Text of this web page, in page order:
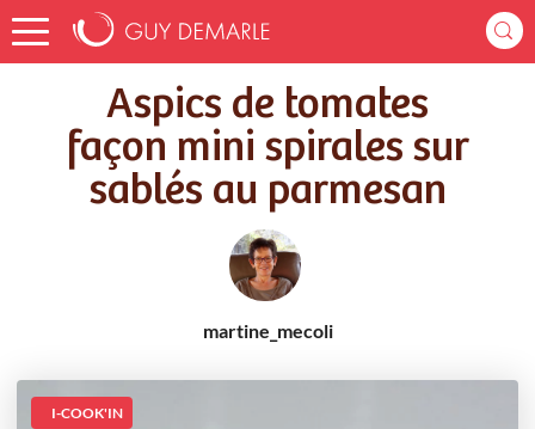
Accueil
Recettes
Aspics de tomates façon mini spirales sur sablés au parmesan
Aspics de tomates
façon mini spirales sur
sablés au parmesan
martine_mecoli
I-COOK'IN